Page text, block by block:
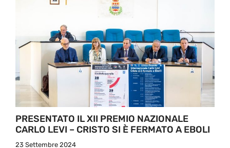
PRESENTATO IL XII PREMIO NAZIONALE
CARLO LEVI – CRISTO SI È FERMATO A EBOLI
23 Settembre 2024